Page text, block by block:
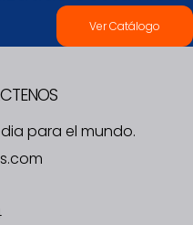
Ver Catálogo
para el mundo.